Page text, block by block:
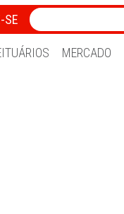
SE
MERCADO